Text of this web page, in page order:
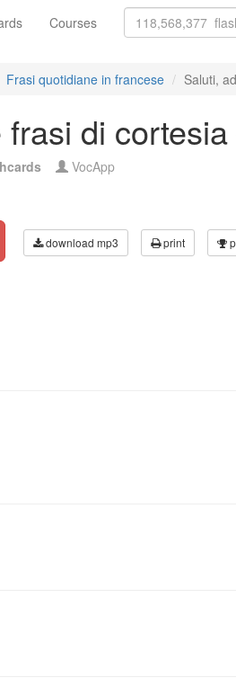
Courses
Frasi quotidiane in francese Saluti,
di
VocApp
download mp3 print